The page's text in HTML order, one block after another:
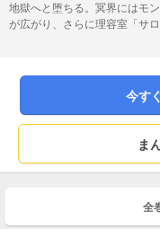
地獄へと堕ちる。冥界にはモ
が広がり、さらに理容室「サ
ックと、その飼い犬・ウルフ
ク役：井深克彦、ウルフ役：
今す
ま
全